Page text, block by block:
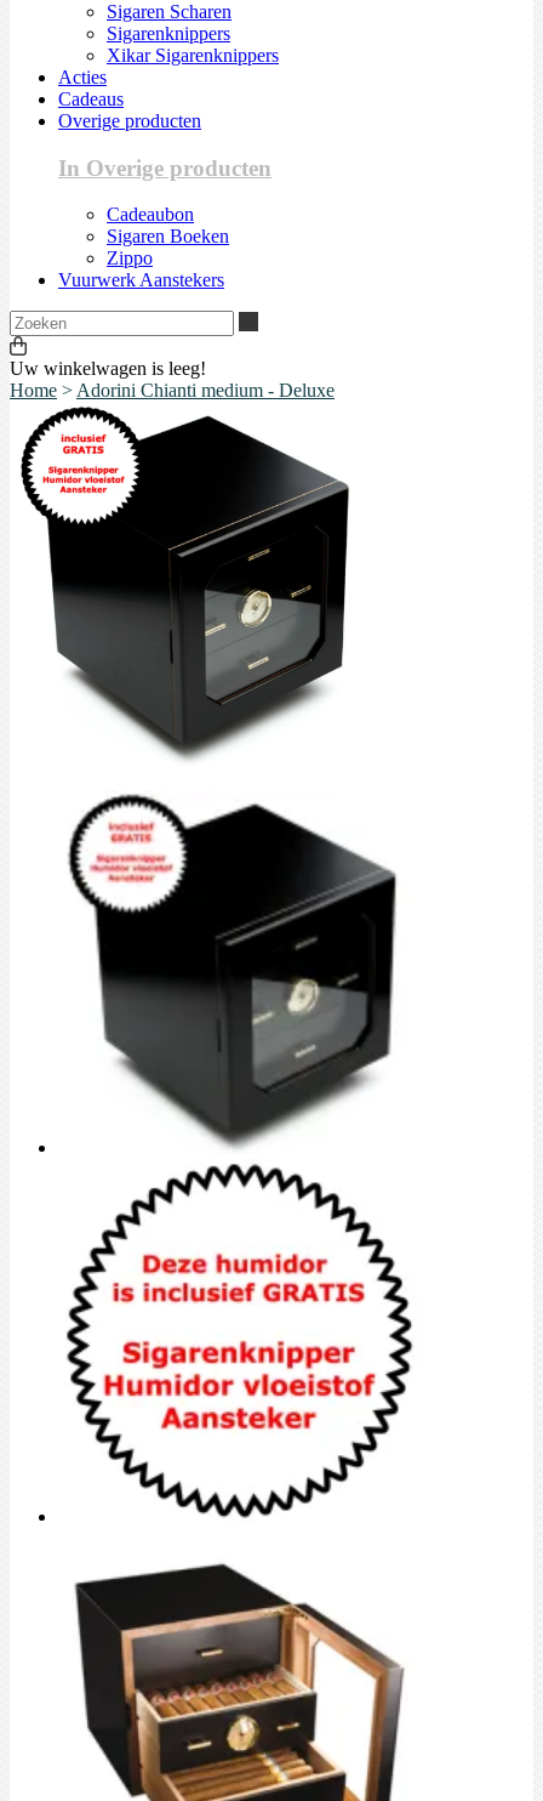
Sigaren Scharen
Sigarenknippers
Xikar Sigarenknippers
Acties
Cadeaus
Overige producten
In Overige producten
Cadeaubon
Sigaren Boeken
Zippo
Vuurwerk Aanstekers
Uw winkelwagen is leeg!
Home > Adorini Chianti medium - Deluxe